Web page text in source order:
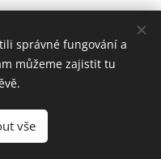
2026
správné fungování a
můžeme zajistit tu
vše